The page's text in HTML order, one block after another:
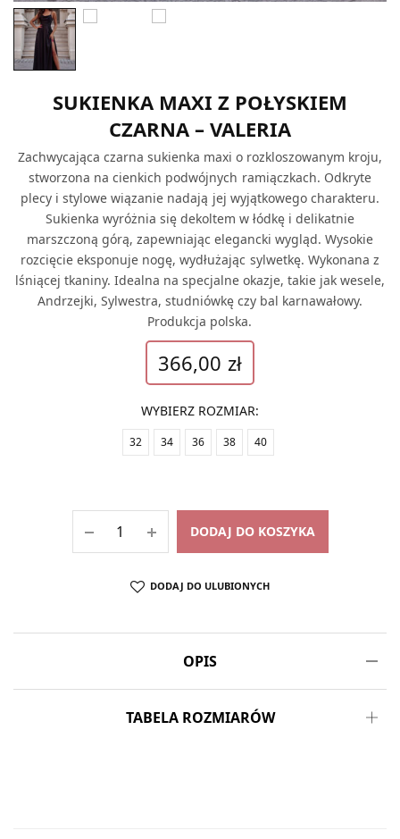
SUKIENKA MAXI Z POŁYSKIEM
CZARNA – VALERIA
Zachwycająca czarna sukienka maxi o rozkloszowanym kroju,
stworzona na cienkich podwójnych ramiączkach. Odkryte
plecy i stylowe wiązanie nadają jej wyjątkowego charakteru.
Sukienka wyróżnia się dekoltem w łódkę i delikatnie
marszczoną górą, zapewniając elegancki wygląd. Wysokie
rozcięcie eksponuje nogę, wydłużając sylwetkę. Wykonana z
lśniącej tkaniny. Idealna na specjalne okazje, takie jak wesele,
Andrzejki, Sylwestra, studniówkę czy bal karnawałowy.
Produkcja polska.
366,00 zł
WYBIERZ ROZMIAR:
32 34 36 38 40
DODAJ DO KOSZYKA
DODAJ DO ULUBIONYCH
OPIS
TABELA ROZMIARÓW